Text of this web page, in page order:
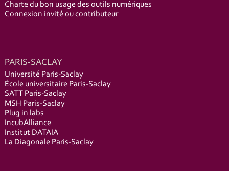
Charte du bon usage des outils numériques
Connexion invité ou contributeur
PARIS-SACLAY
Université Paris-Saclay
École universitaire Paris-Saclay
SATT Paris-Saclay
MSH Paris-Saclay
Plug in labs
IncubAlliance
Institut DATAIA
La Diagonale Paris-Saclay